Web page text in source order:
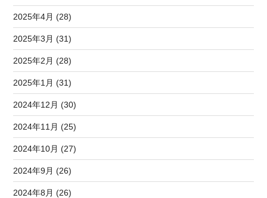
2025年4月 (28)
2025年3月 (31)
2025年2月 (28)
2025年1月 (31)
2024年12月 (30)
2024年11月 (25)
2024年10月 (27)
2024年9月 (26)
2024年8月 (26)